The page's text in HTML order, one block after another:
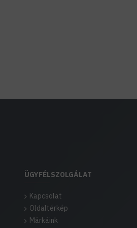
ÜGYFÉLSZOLGÁLAT
Kapcsolat
Oldaltérkép
Márkáink